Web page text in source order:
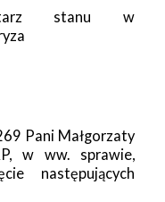
stanu w
Pani Małgorzaty
w ww. sprawie,
następujących